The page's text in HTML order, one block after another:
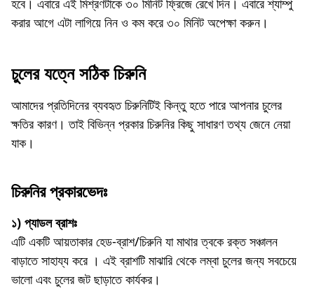
করার আগে এটা লাগিয়ে নিন ও কম করে ৩০ মিনিট অপেক্ষা করুন।
চুলের যত্নে সঠিক চিরুনি
আমাদের প্রতিদিনের ব্যবহৃত চিরুনিটিই কিন্তু হতে পারে আপনার চুলের
ক্ষতির কারণ। তাই বিভিন্ন প্রকার চিরুনির কিছু সাধারণ তথ্য জেনে নেয়া
যাক।
চিরুনির প্রকারভেদঃ
১) প্যাডল ব্রাশঃ
এটি একটি আয়তাকার হেড-ব্রাশ/চিরুনি যা মাথার ত্বকে রক্ত সঞ্চালন
বাড়াতে সাহায্য করে । এই ব্রাশটি মাঝারি থেকে লম্বা চুলের জন্য সবচেয়ে
ভালো এবং চুলের জট ছাড়াতে কার্যকর।